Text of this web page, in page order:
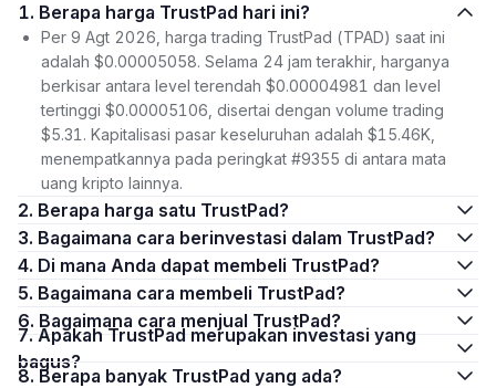
1. Berapa harga TrustPad hari ini?
Per 9 Agt 2026, harga trading TrustPad (TPAD) saat ini
adalah $0.00005058. Selama 24 jam terakhir, harganya
berkisar antara level terendah $0.00004981 dan level
tertinggi $0.00005106, disertai dengan volume trading
$5.31. Kapitalisasi pasar keseluruhan adalah $15.46K,
menempatkannya pada peringkat #9355 di antara mata
uang kripto lainnya.
2. Berapa harga satu TrustPad?
3. Bagaimana cara berinvestasi dalam TrustPad?
4. Di mana Anda dapat membeli TrustPad?
5. Bagaimana cara membeli TrustPad?
6. Bagaimana cara menjual TrustPad?
7. Apakah TrustPad merupakan investasi yang
bagus?
8. Berapa banyak TrustPad yang ada?